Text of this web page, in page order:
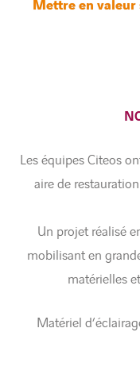
Mettre en valeur
Les équipes Citeos
aire de
Un projet réalisé
mobilisant en
matérielles
Matériel